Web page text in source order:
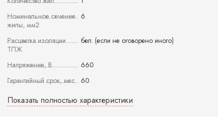
Номинальное сечение
жилы, мм2
6
Расцветка изоляции
ТПЖ
бел. (если не оговорено иного)
Напряжение, В
660
Гарантийный срок, мес
60
Показать полностью характеристики